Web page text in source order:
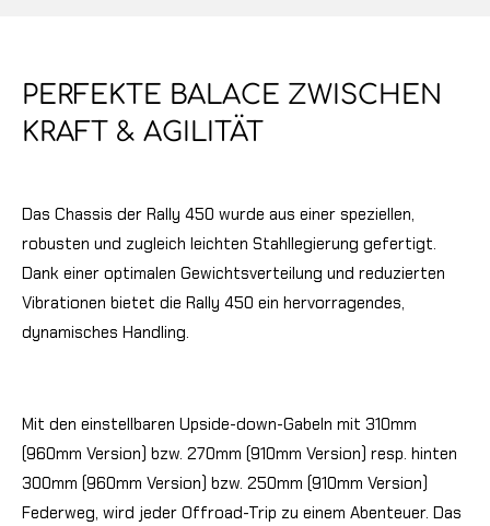
PERFEKTE BALACE ZWISCHEN
KRAFT & AGILITÄT
Das Chassis der Rally 450 wurde aus einer speziellen,
robusten und zugleich leichten Stahllegierung gefertigt.
Dank einer optimalen Gewichtsverteilung und reduzierten
Vibrationen bietet die Rally 450 ein hervorragendes,
dynamisches Handling.
Mit den einstellbaren Upside-down-Gabeln mit 310mm
(960mm Version) bzw. 270mm (910mm Version) resp. hinten
300mm (960mm Version) bzw. 250mm (910mm Version)
Federweg, wird jeder Offroad-Trip zu einem Abenteuer. Das